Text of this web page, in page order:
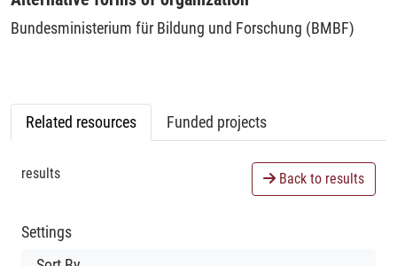
Bundesministerium für Bildung und Forschung (BMBF)
Related resources Funded projects
results Back to results
Settings